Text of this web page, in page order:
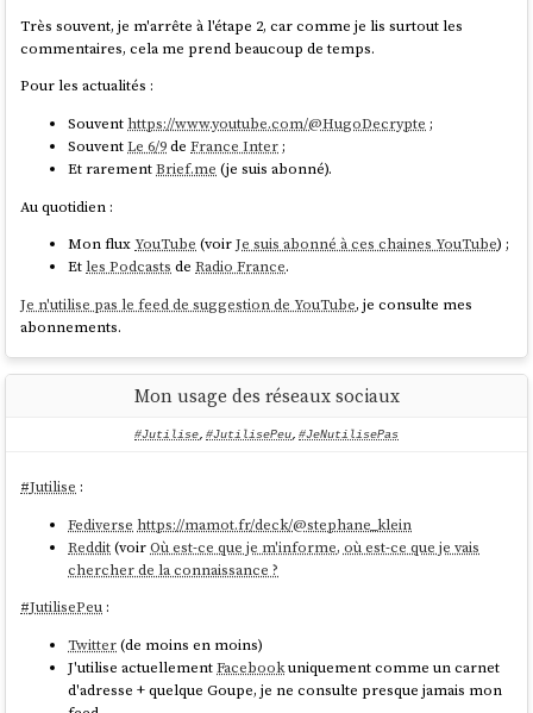
Très souvent, je m'arrête à l'étape 2, car comme je lis surtout les
commentaires, cela me prend beaucoup de temps.
Pour les actualités :
Souvent https://www.youtube.com/@HugoDecrypte ;
SouventLe 6/9deFrance Inter ;
Et rarementBrief.me (je suis abonné).
Au quotidien :
Mon fluxYouTube (voirJe suis abonné à ces chaines YouTube) ;
Et les Podcasts deRadio France.
Je n'utilise pas le feed de suggestion de YouTube, je consulte mes
abonnements.
#JutilisePeuTwitter(de moins en moins).
J'utilise actuellementFacebookuniquement comme un carnet
feed
consulte presque jamais mon feed
JeNutilisePas:
Instagram
Mon usage des réseaux sociaux
#Jutilise, #JutilisePeu, #JeNutilisePas
#Jutilise :
Fediverse https://mamot.fr/deck/@stephane_klein
Reddit(voirOù est-ce que je m'informe, où est-ce que je vais
chercher de la connaissance ?
#JutilisePeu :
Twitter(de moins en moins)
J'utilise actuellementFacebookuniquement comme un carnet
d'adresse + quelque Goupe, je ne consulte presque jamais mon